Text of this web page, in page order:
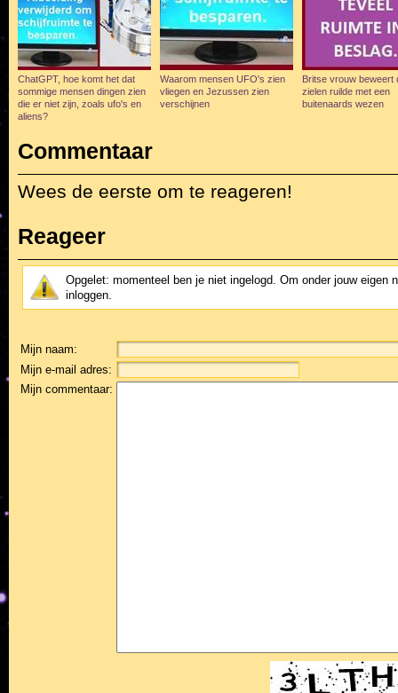
ChatGPT, hoe komt het dat
sommige mensen dingen zien
die er niet zijn, zoals ufo's en
aliens?
Waarom mensen UFO's zien
vliegen en Jezussen zien
verschijnen
Britse vrouw beweert
zielen ruilde met een
buitenaards wezen
Commentaar
Wees de eerste om te reageren!
Reageer
Opgelet: momenteel ben je niet ingelogd. Om onder jouw eigen
inloggen.
Mijn naam:
Mijn e-mail adres:
Mijn commentaar: